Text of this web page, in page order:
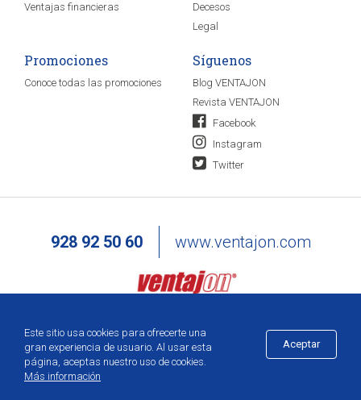
Este sitio usa cookies para ofrecerte una
gran experiencia de usuario. Al usar esta
página, aceptas nuestro uso de cookies.
Más información
Aceptar
Ventajas financieras
Decesos
Legal
Promociones
Conoce todas las promociones
Síguenos
Blog VENTAJON
Revista VENTAJON
Facebook
Instagram
Twitter
928 92 50 60 www.ventajon.com